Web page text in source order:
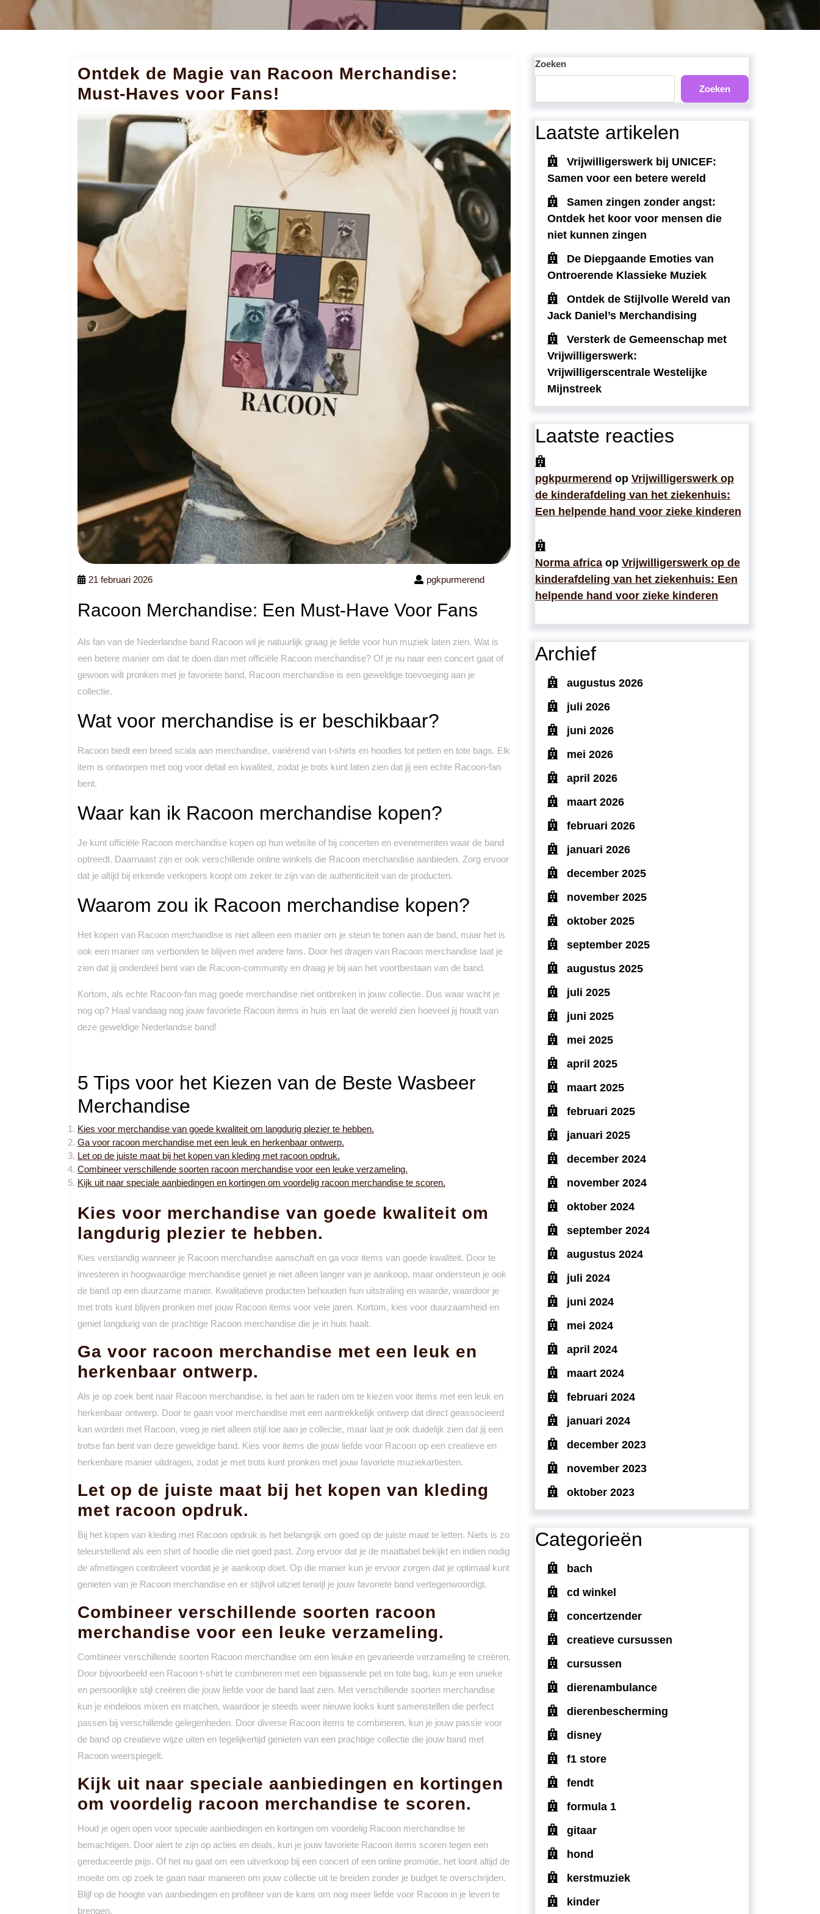
Ontdek de Magie van Racoon Merchandise:
Must-Haves voor Fans!
21 februari 2026 pgkpurmerend
Racoon Merchandise: Een Must-Have Voor Fans
Als fan van de Nederlandse band Racoon wil je natuurlijk graag je liefde voor hun muziek laten zien. Wat is
een betere manier om dat te doen dan met officiële Racoon merchandise? Of je nu naar een concert gaat of
gewoon wilt pronken met je favoriete band, Racoon merchandise is een geweldige toevoeging aan je
collectie.
Wat voor merchandise is er beschikbaar?
Racoon biedt een breed scala aan merchandise, variërend van t-shirts en hoodies tot petten en tote bags. Elk
item is ontworpen met oog voor detail en kwaliteit, zodat je trots kunt laten zien dat jij een echte Racoon-fan
bent.
Waar kan ik Racoon merchandise kopen?
Je kunt officiële Racoon merchandise kopen op hun website of bij concerten en evenementen waar de band
optreedt. Daarnaast zijn er ook verschillende online winkels die Racoon merchandise aanbieden. Zorg ervoor
dat je altijd bij erkende verkopers koopt om zeker te zijn van de authenticiteit van de producten.
Waarom zou ik Racoon merchandise kopen?
Het kopen van Racoon merchandise is niet alleen een manier om je steun te tonen aan de band, maar het is
ook een manier om verbonden te blijven met andere fans. Door het dragen van Racoon merchandise laat je
zien dat jij onderdeel bent van de Racoon-community en draag je bij aan het voortbestaan van de band.
Kortom, als echte Racoon-fan mag goede merchandise niet ontbreken in jouw collectie. Dus waar wacht je
nog op? Haal vandaag nog jouw favoriete Racoon items in huis en laat de wereld zien hoeveel jij houdt van
deze geweldige Nederlandse band!
5 Tips voor het Kiezen van de Beste Wasbeer
Merchandise
Kies voor merchandise van goede kwaliteit om langdurig plezier te hebben.
Ga voor racoon merchandise met een leuk en herkenbaar ontwerp.
Let op de juiste maat bij het kopen van kleding met racoon opdruk.
Combineer verschillende soorten racoon merchandise voor een leuke verzameling.
Kijk uit naar speciale aanbiedingen en kortingen om voordelig racoon merchandise te scoren.
Kies voor merchandise van goede kwaliteit om
langdurig plezier te hebben.
Kies verstandig wanneer je Racoon merchandise aanschaft en ga voor items van goede kwaliteit. Door te
investeren in hoogwaardige merchandise geniet je niet alleen langer van je aankoop, maar ondersteun je ook
de band op een duurzame manier. Kwalitatieve producten behouden hun uitstraling en waarde, waardoor je
met trots kunt blijven pronken met jouw Racoon items voor vele jaren. Kortom, kies voor duurzaamheid en
geniet langdurig van de prachtige Racoon merchandise die je in huis haalt.
Ga voor racoon merchandise met een leuk en
herkenbaar ontwerp.
Als je op zoek bent naar Racoon merchandise, is het aan te raden om te kiezen voor items met een leuk en
herkenbaar ontwerp. Door te gaan voor merchandise met een aantrekkelijk ontwerp dat direct geassocieerd
kan worden met Racoon, voeg je niet alleen stijl toe aan je collectie, maar laat je ook duidelijk zien dat jij een
trotse fan bent van deze geweldige band. Kies voor items die jouw liefde voor Racoon op een creatieve en
herkenbare manier uitdragen, zodat je met trots kunt pronken met jouw favoriete muziekartiesten.
Let op de juiste maat bij het kopen van kleding
met racoon opdruk.
Bij het kopen van kleding met Racoon opdruk is het belangrijk om goed op de juiste maat te letten. Niets is zo
teleurstellend als een shirt of hoodie die niet goed past. Zorg ervoor dat je de maattabel bekijkt en indien nodig
de afmetingen controleert voordat je je aankoop doet. Op die manier kun je ervoor zorgen dat je optimaal kunt
genieten van je Racoon merchandise en er stijlvol uitziet terwijl je jouw favoriete band vertegenwoordigt.
Combineer verschillende soorten racoon
merchandise voor een leuke verzameling.
Combineer verschillende soorten Racoon merchandise om een leuke en gevarieerde verzameling te creëren.
Door bijvoorbeeld een Racoon t-shirt te combineren met een bijpassende pet en tote bag, kun je een unieke
en persoonlijke stijl creëren die jouw liefde voor de band laat zien. Met verschillende soorten merchandise
kun je eindeloos mixen en matchen, waardoor je steeds weer nieuwe looks kunt samenstellen die perfect
passen bij verschillende gelegenheden. Door diverse Racoon items te combineren, kun je jouw passie voor
de band op creatieve wijze uiten en tegelijkertijd genieten van een prachtige collectie die jouw band met
Racoon weerspiegelt.
Kijk uit naar speciale aanbiedingen en kortingen
om voordelig racoon merchandise te scoren.
Houd je ogen open voor speciale aanbiedingen en kortingen om voordelig Racoon merchandise te
bemachtigen. Door alert te zijn op acties en deals, kun je jouw favoriete Racoon items scoren tegen een
gereduceerde prijs. Of het nu gaat om een uitverkoop bij een concert of een online promotie, het loont altijd de
moeite om op zoek te gaan naar manieren om jouw collectie uit te breiden zonder je budget te overschrijden.
Blijf op de hoogte van aanbiedingen en profiteer van de kans om nog meer liefde voor Racoon in je leven te
brengen.
Zoeken
Zoeken
Laatste artikelen
Vrijwilligerswerk bij UNICEF:
Samen voor een betere wereld
Samen zingen zonder angst:
Ontdek het koor voor mensen die
niet kunnen zingen
De Diepgaande Emoties van
Ontroerende Klassieke Muziek
Ontdek de Stijlvolle Wereld van
Jack Daniel’s Merchandising
Versterk de Gemeenschap met
Vrijwilligerswerk:
Vrijwilligerscentrale Westelijke
Mijnstreek
Laatste reacties
pgkpurmerend op Vrijwilligerswerk op
de kinderafdeling van het ziekenhuis:
Een helpende hand voor zieke kinderen
Norma africa op Vrijwilligerswerk op de
kinderafdeling van het ziekenhuis: Een
helpende hand voor zieke kinderen
Archief
augustus 2026
juli 2026
juni 2026
mei 2026
april 2026
maart 2026
februari 2026
januari 2026
december 2025
november 2025
oktober 2025
september 2025
augustus 2025
juli 2025
juni 2025
mei 2025
april 2025
maart 2025
februari 2025
januari 2025
december 2024
november 2024
oktober 2024
september 2024
augustus 2024
juli 2024
juni 2024
mei 2024
april 2024
maart 2024
februari 2024
januari 2024
december 2023
november 2023
oktober 2023
Categorieën
bach
cd winkel
concertzender
creatieve cursussen
cursussen
dierenambulance
dierenbescherming
disney
f1 store
fendt
formula 1
gitaar
hond
kerstmuziek
kinder